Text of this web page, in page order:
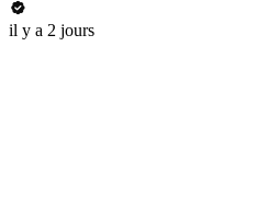
il y a 2 jours